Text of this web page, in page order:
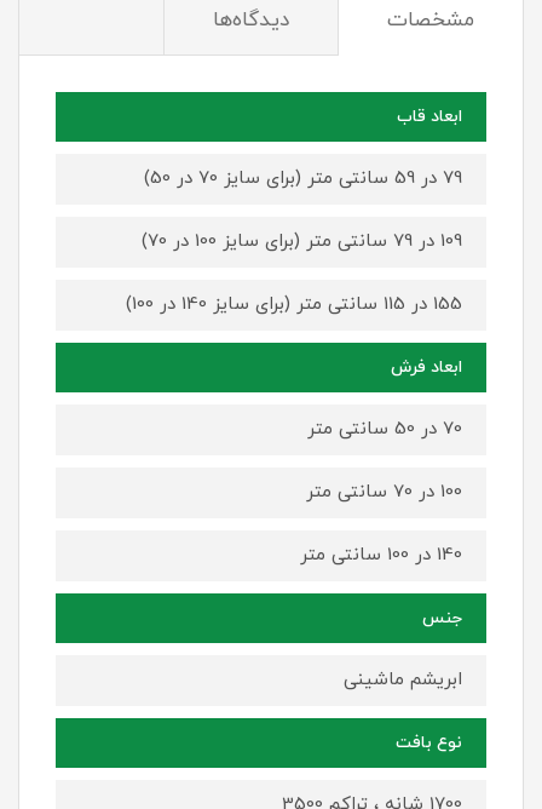
مشخصات دیدگاه‌ها
ابعاد قاب
79 در 59 سانتی متر (برای سایز 70 در 50)
109 در 79 سانتی متر (برای سایز 100 در 70)
155 در 115 سانتی متر (برای سایز 140 در 100)
ابعاد فرش
70 در 50 سانتی متر
100 در 70 سانتی متر
140 در 100 سانتی متر
جنس
ابریشم ماشینی
نوع بافت